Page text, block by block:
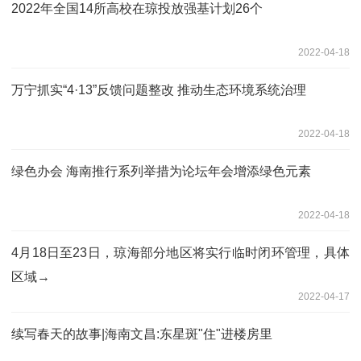
2022年全国14所高校在琼投放强基计划26个
2022-04-18
万宁抓实“4·13”反馈问题整改 推动生态环境系统治理
2022-04-18
绿色办会 海南推行系列举措为论坛年会增添绿色元素
2022-04-18
4月18日至23日，琼海部分地区将实行临时闭环管理，具体
区域→
2022-04-17
续写春天的故事|海南文昌:东星斑"住"进楼房里